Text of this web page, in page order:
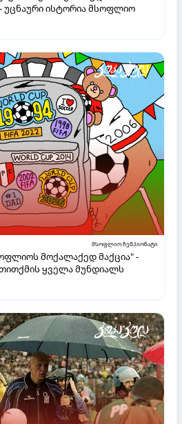
უცნაური ისტორია მსოფლიო
მსოფლიო ჩემპიონატი
მოქალაქედ მაქცია" -
ყველა მუნდიალს